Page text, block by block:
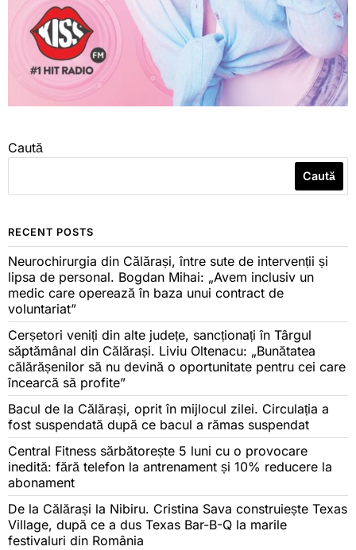
Caută
Caută
RECENT POSTS
Neurochirurgia din Călărași, între sute de intervenții și
lipsa de personal. Bogdan Mihai: „Avem inclusiv un
medic care operează în baza unui contract de
voluntariat”
Cerșetori veniți din alte județe, sancționați în Târgul
săptămânal din Călărași. Liviu Oltenacu: „Bunătatea
călărășenilor să nu devină o oportunitate pentru cei care
încearcă să profite”
Bacul de la Călărași, oprit în mijlocul zilei. Circulația a
fost suspendată după ce bacul a rămas suspendat
Central Fitness sărbătorește 5 luni cu o provocare
inedită: fără telefon la antrenament și 10% reducere la
abonament
De la Călărași la Nibiru. Cristina Sava construiește Texas
Village, după ce a dus Texas Bar-B-Q la marile
festivaluri din România